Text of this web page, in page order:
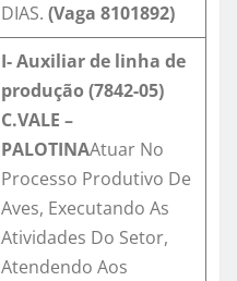
DIAS. (Vaga 8101892)
I- Auxiliar de linha de
produção (7842-05)
C.VALE –
PALOTINAAtuar No
Processo Produtivo De
Aves, Executando As
Atividades Do Setor,
Atendendo Aos